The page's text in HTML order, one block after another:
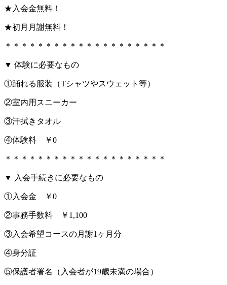
★入会金無料！
★初月月謝無料！
＊＊＊＊＊＊＊＊＊＊＊＊＊＊＊＊＊＊＊＊
▼ 体験に必要なもの
①踊れる服装（Tシャツやスウェット等）
②室内用スニーカー
③汗拭きタオル
④体験料 ￥0
＊＊＊＊＊＊＊＊＊＊＊＊＊＊＊＊＊＊＊＊
▼ 入会手続きに必要なもの
①入会金 ￥0
②事務手数料 ￥1,100
③入会希望コースの月謝1ヶ月分
④身分証
⑤保護者署名（入会者が19歳未満の場合）